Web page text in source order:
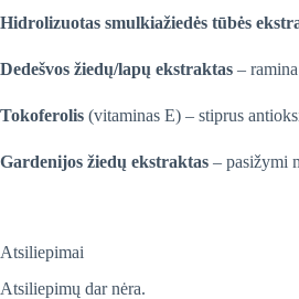
Hidrolizuotas smulkiažiedės tūbės
Dedešvos žiedų/lapų ekstraktas –
Tokoferolis (vitaminas E) – stiprus
Gardenijos žiedų ekstraktas – pasižymi
Atsiliepimai
Atsiliepimų dar nėra.